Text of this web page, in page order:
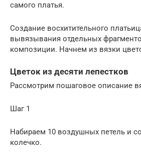
самого платья.
Создание восхитительного
вывязывания отдельных
композиции. Начнем из вязки
Цветок из десяти лепестков
Рассмотрим пошаговое описание
Шаг 1
Набираем 10 воздушных петель и
колечко.